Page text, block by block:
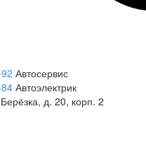
Автосервис
Автоэлектрик
д. 20, корп. 2